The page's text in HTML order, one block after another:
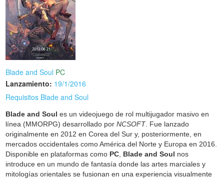
Blade and Soul PC
Lanzamiento: 19/1/2016
Requisitos Blade and Soul
Blade and Soul es un videojuego de rol multijugador masivo en
línea (MMORPG) desarrollado porNCSOFT. Fue lanzado
originalmente en 2012 en Corea del Sur y, posteriormente, en
mercados occidentales como América del Norte y Europa en 2016.
Disponible en plataformas como PC Blade and Soul nos
introduce en un mundo de fantasía donde las artes marciales y
mitologías orientales se fusionan en una experiencia visualmente